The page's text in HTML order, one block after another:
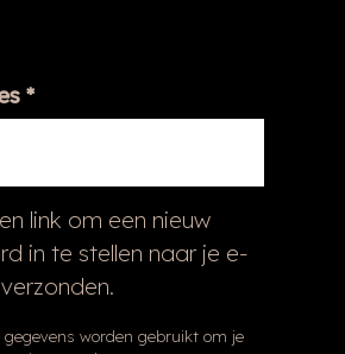
*Vereist
link om een nieuw
in te stellen naar je e-
gegevens worden gebruikt om je